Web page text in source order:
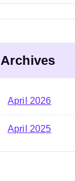
Archives
April 2026
April 2025